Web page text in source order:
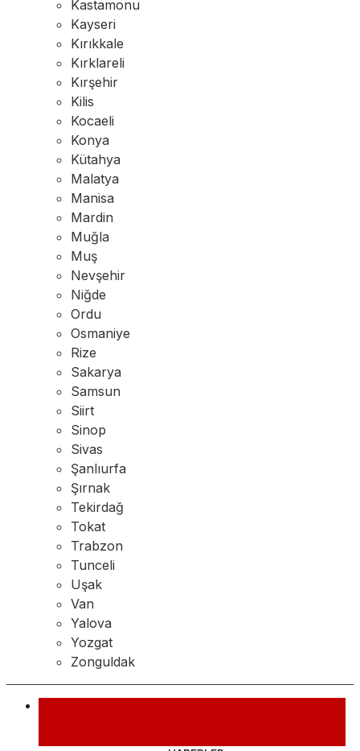
Kastamonu
Kayseri
Kırıkkale
Kırklareli
Kırşehir
Kilis
Kocaeli
Konya
Kütahya
Malatya
Manisa
Mardin
Muğla
Muş
Nevşehir
Niğde
Ordu
Osmaniye
Rize
Sakarya
Samsun
Siirt
Sinop
Sivas
Şanlıurfa
Şırnak
Tekirdağ
Tokat
Trabzon
Tunceli
Uşak
Van
Yalova
Yozgat
Zonguldak